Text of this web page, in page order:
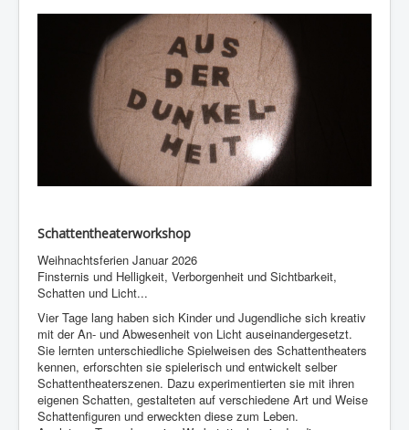
Schattentheaterworkshop
Weihnachtsferien Januar 2026
Finsternis und Helligkeit, Verborgenheit und Sichtbarkeit,
Schatten und Licht...
Vier Tage lang haben sich Kinder und Jugendliche sich kreativ
mit der An- und Abwesenheit von Licht auseinandergesetzt.
Sie lernten unterschiedliche Spielweisen des Schattentheaters
kennen, erforschten sie spielerisch und entwickelt selber
Schattentheaterszenen. Dazu experimentierten sie mit ihren
eigenen Schatten, gestalteten auf verschiedene Art und Weise
Schattenfiguren und erweckten diese zum Leben.